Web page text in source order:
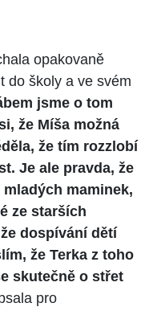
opakovaně
do školy a ve svém
jsme o tom
že Míša možná
že tím rozzlobí
Je ale pravda, že
maminek,
ze starších
dospívání dětí
že Terka z toho
skutečně o střet
pro